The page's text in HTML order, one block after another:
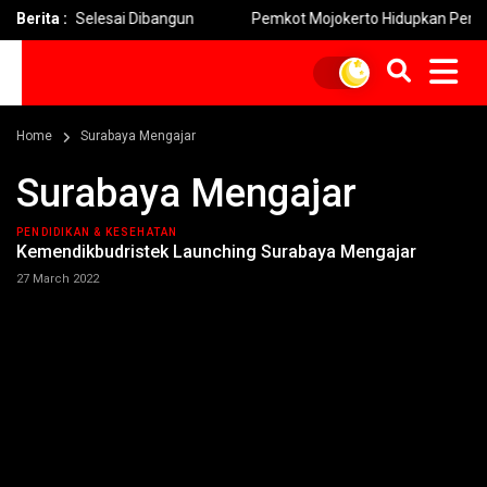
Berita :
Selesai Dibangun Pemkot Mojokerto Hidupkan
Home Surabaya Mengajar
Surabaya Mengajar
PENDIDIKAN & KESEHATAN
Kemendikbudristek Launching Surabaya Mengajar
27 March 2022